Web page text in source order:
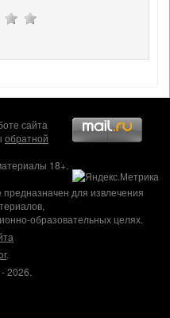
сайта
обратной
18+.
для извлечения
образовательных целях.
.
2026.